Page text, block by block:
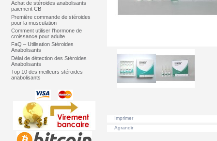
Achat de stéroides anabolisants
paiement CB
Première commande de stéroides
pour la musculation
Comment utiliser l'hormone de
croissance pour adulte
FaQ – Utilisation Stéroides
Anabolisants
Délai de détection des Stéroides
Anabolisants
Top 10 des meilleurs stéroides
anabolisants
Imprimer
Agrandir